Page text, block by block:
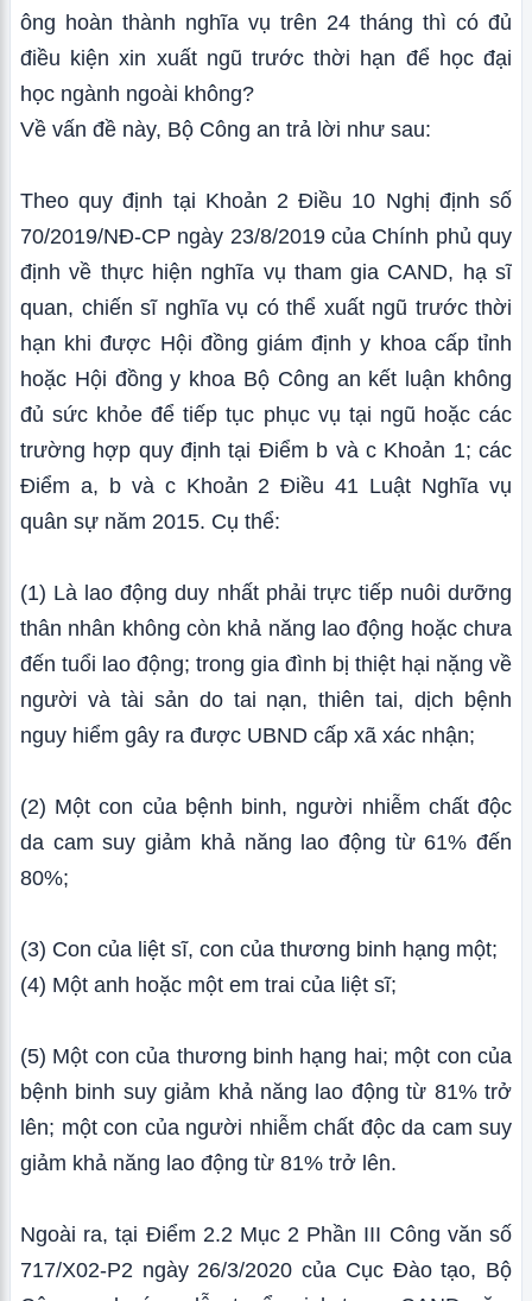
ông hoàn thành nghĩa vụ trên 24 tháng thì có đủ
điều kiện xin xuất ngũ trước thời hạn để học đại
học ngành ngoài không?
Về vấn đề này, Bộ Công an trả lời như sau:
Theo quy định tại Khoản 2 Điều 10 Nghị định số
70/2019/NĐ-CP ngày 23/8/2019 của Chính phủ quy
định về thực hiện nghĩa vụ tham gia CAND, hạ sĩ
quan, chiến sĩ nghĩa vụ có thể xuất ngũ trước thời
hạn khi được Hội đồng giám định y khoa cấp tỉnh
hoặc Hội đồng y khoa Bộ Công an kết luận không
đủ sức khỏe để tiếp tục phục vụ tại ngũ hoặc các
trường hợp quy định tại Điểm b và c Khoản 1; các
Điểm a, b và c Khoản 2 Điều 41 Luật Nghĩa vụ
quân sự năm 2015. Cụ thể:
(1) Là lao động duy nhất phải trực tiếp nuôi dưỡng
thân nhân không còn khả năng lao động hoặc chưa
đến tuổi lao động; trong gia đình bị thiệt hại nặng về
người và tài sản do tai nạn, thiên tai, dịch bệnh
nguy hiểm gây ra được UBND cấp xã xác nhận;
(2) Một con của bệnh binh, người nhiễm chất độc
da cam suy giảm khả năng lao động từ 61% đến
80%;
(3) Con của liệt sĩ, con của thương binh hạng một;
(4) Một anh hoặc một em trai của liệt sĩ;
(5) Một con của thương binh hạng hai; một con của
bệnh binh suy giảm khả năng lao động từ 81% trở
lên; một con của người nhiễm chất độc da cam suy
giảm khả năng lao động từ 81% trở lên.
Ngoài ra, tại Điểm 2.2 Mục 2 Phần III Công văn số
717/X02-P2 ngày 26/3/2020 của Cục Đào tạo, Bộ